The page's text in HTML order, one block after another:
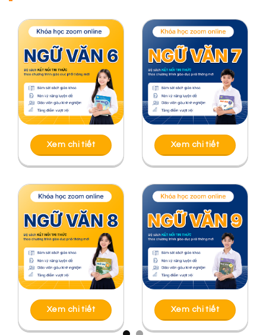
Xem chi tiết Xem chi tiết
Xem chi tiết Xem chi tiết